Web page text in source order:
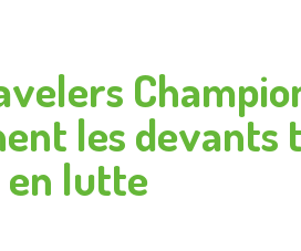
les devants
lutte